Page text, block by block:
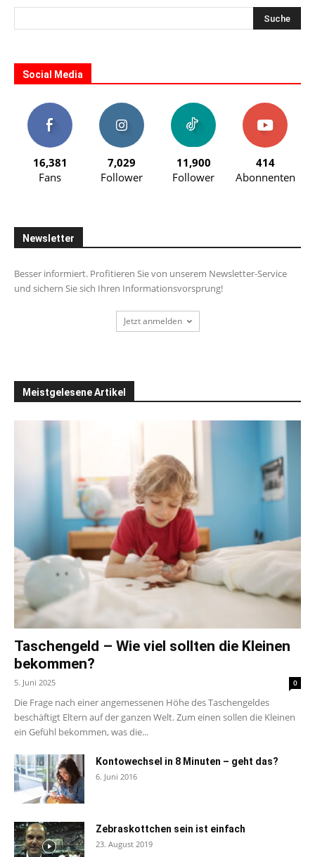
Social Media
16,381
Fans
7,029
Follower
11,900
Follower
414
Abonnenten
Newsletter
Besser informiert. Profitieren Sie von unserem Newsletter-Service
und sichern Sie sich Ihren Informationsvorsprung!
Jetzt anmelden
Meistgelesene Artikel
Taschengeld – Wie viel sollten die Kleinen
bekommen?
5. Juni 2025 0
Die Frage nach einer angemessenen Höhe des Taschengeldes
beschäftigt Eltern auf der ganzen Welt. Zum einen sollen die Kleinen
ein Gefühl bekommen, was die...
Kontowechsel in 8 Minuten – geht das?
6. Juni 2016
Zebraskottchen sein ist einfach
23. August 2019